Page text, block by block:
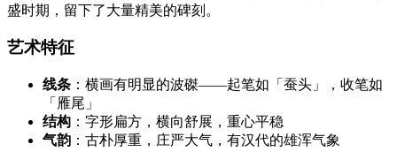
盛时期，留下了大量精美的碑刻。
艺术特征
线条 ：横画有明显的波磔——起笔如「蚕头」，收笔如
「雁尾」
结构 ：字形扁方，横向舒展，重心平稳
气韵 ：古朴厚重，庄严大气，有汉代的雄浑气象